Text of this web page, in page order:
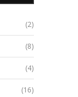
(2)
(8)
(4)
(16)